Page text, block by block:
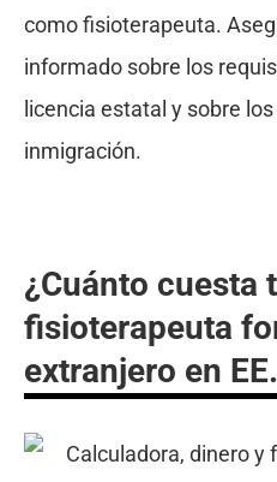
como fisioterapeuta.
informado sobre los
licencia estatal y sobre
inmigración.
¿Cuánto cuesta
fisioterapeuta
extranjero en